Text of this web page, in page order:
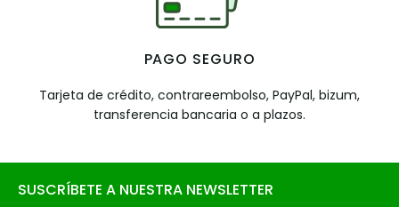
PAGO SEGURO
Tarjeta de crédito, contrareembolso, PayPal, bizum,
transferencia bancaria o a plazos.
SUSCRÍBETE A NUESTRA NEWSLETTER